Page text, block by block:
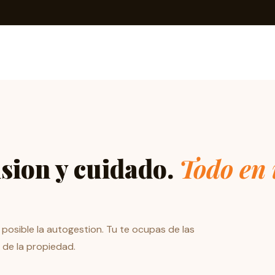
y cuidado. Todo
la autogestion. Tu te ocupas de las
la propiedad.